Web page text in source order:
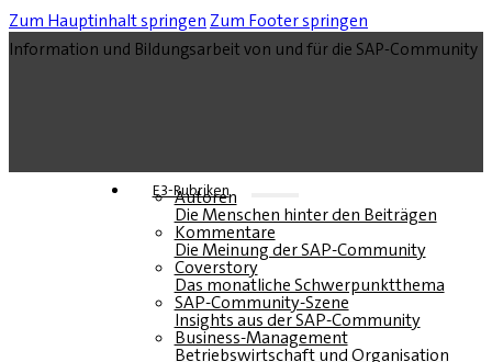
Zum Hauptinhalt springen Zum Footer springen
Information und Bildungsarbeit von und für die SAP-Community
E3-Rubriken
Autoren
Die Menschen hinter den Beiträgen
Kommentare
Die Meinung der SAP-Community
Coverstory
Das monatliche Schwerpunktthema
SAP-Community-Szene
Insights aus der SAP-Community
Business-Management
Betriebswirtschaft und Organisation